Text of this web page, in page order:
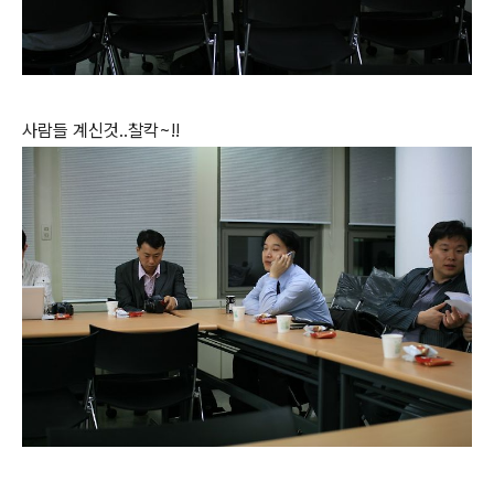
사람들 계신것..찰칵~!!